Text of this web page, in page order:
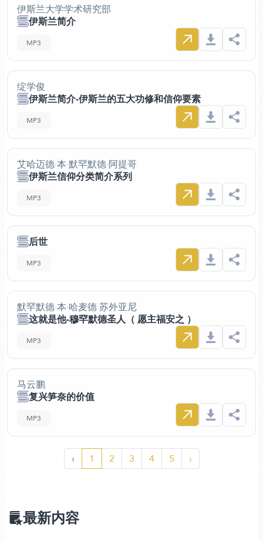
伊斯兰大学学术研究部
伊斯兰简介
MP3
绽学俊
伊斯兰简介-伊斯兰的五大功修和信仰要素
MP3
艾哈迈德·本·默罕默德·阿提哥
伊斯兰信仰分类简介系列
MP3
后世
MP3
默罕默德·本·哈麦德 苏外亚尼
这就是他-穆罕默德圣人（ 愿主福安之 ）
MP3
马云鹏
复兴笋奈的价值
MP3
‹ 1 2 3 4 5 ›
最新内容